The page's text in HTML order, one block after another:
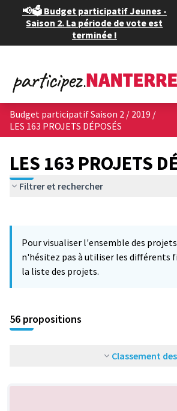
📢🗳️ Budget participatif Jeunes -
Saison 2. La période de vote est
terminée !
Budget participatif Saison 2 / 2019 /
LES 163 PROJETS DÉPOSÉS
LES 163 PROJETS
Filtrer et rechercher
−
Pour visualiser l'ensemble des
n'hésitez pas à utiliser les différents
la liste des projets.
56 propositions
Classement